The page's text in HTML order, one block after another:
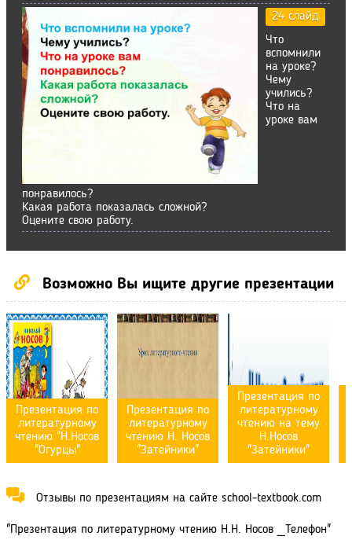
24 слайд
Что
вспомнили
на уроке?
Чему
учились?
Что на
уроке вам
понравилось?
Какая работа показалась сложной?
Оцените свою работу.
Возможно Вы ищите другие презентации
Презентация по
литературному
чтению "Н.Носов
"Огурцы"
Презентация по
литературному
чтению Н. Носов
"Затейники"
Презентация по
литературному
чтению на тему
Н.Носов
"Затейники"
Отзывы по презентациям на сайте school-textbook.com
"Презентация по литературному чтению Н.Н. Носов _Телефон"